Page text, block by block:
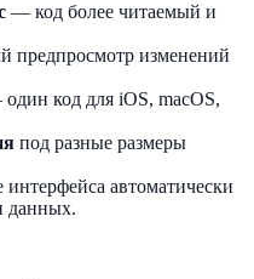
— код более читаемый и
предпросмотр изменений
код для iOS, macOS,
под разные размеры
автоматически
данных.